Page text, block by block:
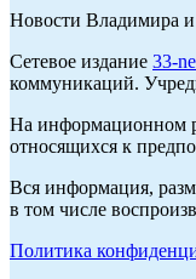
Новости Владимира и
Cетевое издание 33-
коммуникаций.
На информационном
относящихся к
Вся информация,
в том числе
Политика